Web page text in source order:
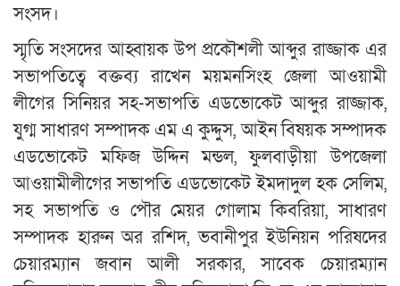
সংসদ।
স্মৃতি সংসদের আহ্বায়ক উপ প্রকৌশলী আব্দুর রাজ্জাক এর
সভাপতিত্বে বক্তব্য রাখেন ময়মনসিংহ জেলা আওয়ামী
লীগের সিনিয়র সহ-সভাপতি এডভোকেট আব্দুর রাজ্জাক,
যুগ্ম সাধারণ সম্পাদক এম এ কুদ্দুস, আইন বিষয়ক সম্পাদক
এডভোকেট মফিজ উদ্দিন মন্ডল, ফুলবাড়ীয়া উপজেলা
আওয়ামীলীগের সভাপতি এডভোকেট ইমদাদুল হক সেলিম,
সহ সভাপতি ও পৌর মেয়র গোলাম কিবরিয়া, সাধারণ
সম্পাদক হারুন অর রশিদ, ভবানীপুর ইউনিয়ন পরিষদের
চেয়ারম্যান জবান আলী সরকার, সাবেক চেয়ারম্যান